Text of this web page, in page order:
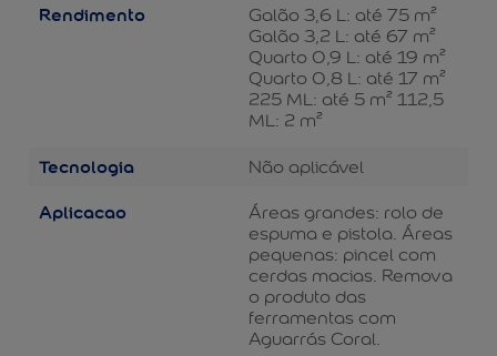
Rendimento
Galão 3,6 L: até 75 m²
Galão 3,2 L: até 67 m²
Quarto 0,9 L: até 19 m²
Quarto 0,8 L: até 17 m²
225 ML: até 5 m² 112,5
ML: 2 m²
Tecnologia Não aplicável
Aplicacao
Áreas grandes: rolo de
espuma e pistola. Áreas
pequenas: pincel com
cerdas macias. Remova
o produto das
ferramentas com
Aguarrás Coral.